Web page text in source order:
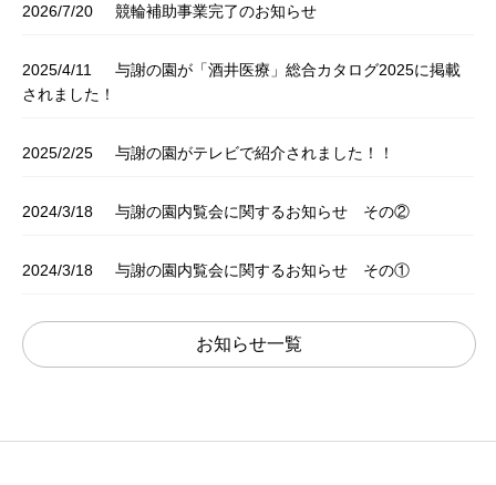
2026/7/20 競輪補助事業完了のお知らせ
2025/4/11
与謝の園が「酒井医療」総合カタログ2025に掲載
されました！
2025/2/25 与謝の園がテレビで紹介されました！！
2024/3/18 与謝の園内覧会に関するお知らせ その②
2024/3/18 与謝の園内覧会に関するお知らせ その①
お知らせ一覧